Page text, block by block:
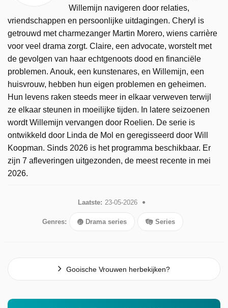
Willemijn navigeren door relaties,
vriendschappen en persoonlijke uitdagingen. Cheryl is
getrouwd met charmezanger Martin Morero, wiens carrière
voor veel drama zorgt. Claire, een advocate, worstelt met
de gevolgen van haar echtgenoots dood en financiële
problemen. Anouk, een kunstenares, en Willemijn, een
huisvrouw, hebben hun eigen problemen en geheimen.
Hun levens raken steeds meer in elkaar verweven terwijl
ze elkaar steunen in moeilijke tijden. In latere seizoenen
wordt Willemijn vervangen door Roelien. De serie is
ontwikkeld door Linda de Mol en geregisseerd door Will
Koopman. Sinds 2026 is het programma beschikbaar. Er
zijn 7 afleveringen uitgezonden, de meest recente in mei
2026.
Laatste: 23-05-2026
Genres: Drama series Series
Gooische Vrouwen herbekijken?